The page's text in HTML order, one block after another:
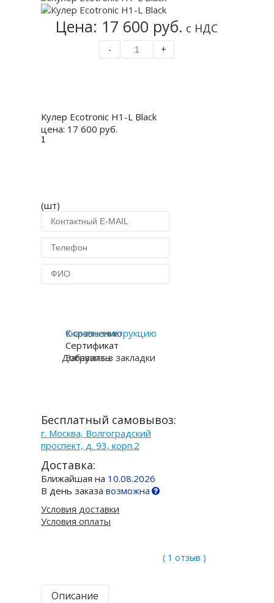
Цена: 17 600 руб. с НДС
- +
Кулер Ecotronic H1-L Black
цена: 17 600 руб.
(шт)
К сравнению
Добавить в закладки
Скачать инструкцию
Сертификат
Загрузить
Бесплатный самовывоз:
г. Москва, Волгоградский
проспект, д. 93, корп.2
Доставка:
Ближайшая на 10.08.2026
В день заказавозможна
Условия доставки
Условия оплаты
( 1 отзыв )
Описание